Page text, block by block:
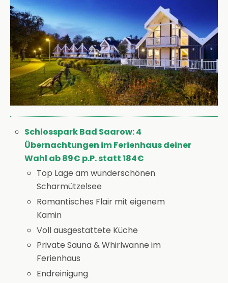
Schlosspark Bad Saarow: 4
Übernachtungen im Ferienhaus deiner
Wahl ab 89€ p.P. statt 184€
Top Lage am wunderschönen
Scharmützelsee
Romantisches Flair mit eigenem
Kamin
Voll ausgestattete Küche
Private Sauna & Whirlwanne im
Ferienhaus
Endreinigung